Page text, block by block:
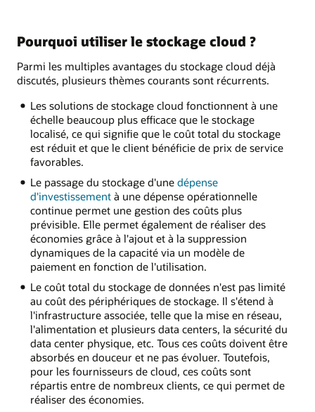
Pourquoi utiliser le stockage cloud ?
Parmi les multiples avantages du stockage cloud déjà
discutés, plusieurs thèmes courants sont récurrents.
Les solutions de stockage cloud fonctionnent à une
échelle beaucoup plus efficace que le stockage
localisé, ce qui signifie que le coût total du stockage
est réduit et que le client bénéficie de prix de service
favorables.
Le passage du stockage d'une dépense
d'investissementà une dépense opérationnelle
continue permet une gestion des coûts plus
prévisible. Elle permet également de réaliser des
économies grâce à l'ajout et à la suppression
dynamiques de la capacité via un modèle de
paiement en fonction de l'utilisation.
Le coût total du stockage de données n'est pas limité
au coût des périphériques de stockage. Il s'étend à
l'infrastructure associée, telle que la mise en réseau,
l'alimentation et plusieurs data centers, la sécurité du
data center physique, etc. Tous ces coûts doivent être
absorbés en douceur et ne pas évoluer. Toutefois,
pour les fournisseurs de cloud, ces coûts sont
répartis entre de nombreux clients, ce qui permet de
réaliser des économies.